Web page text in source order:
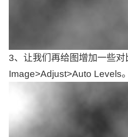
3、让我们再给图增加一些
Image>Adjust>Auto Levels。